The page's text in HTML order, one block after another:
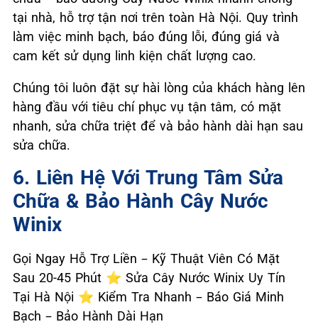
tại nhà, hỗ trợ tận nơi trên toàn Hà Nội. Quy trình
làm việc minh bạch, báo đúng lỗi, đúng giá và
cam kết sử dụng linh kiện chất lượng cao.
Chúng tôi luôn đặt sự hài lòng của khách hàng lên
hàng đầu với tiêu chí phục vụ tận tâm, có mặt
nhanh, sửa chữa triệt để và bảo hành dài hạn sau
sửa chữa.
6. Liên Hệ Với Trung Tâm Sửa
Chữa & Bảo Hành Cây Nước
Winix
Gọi Ngay Hỗ Trợ Liền – Kỹ Thuật Viên Có Mặt
Sau 20-45 Phút ⭐ Sửa Cây Nước Winix Uy Tín
Tại Hà Nội ⭐ Kiểm Tra Nhanh – Báo Giá Minh
Bạch – Bảo Hành Dài Hạn